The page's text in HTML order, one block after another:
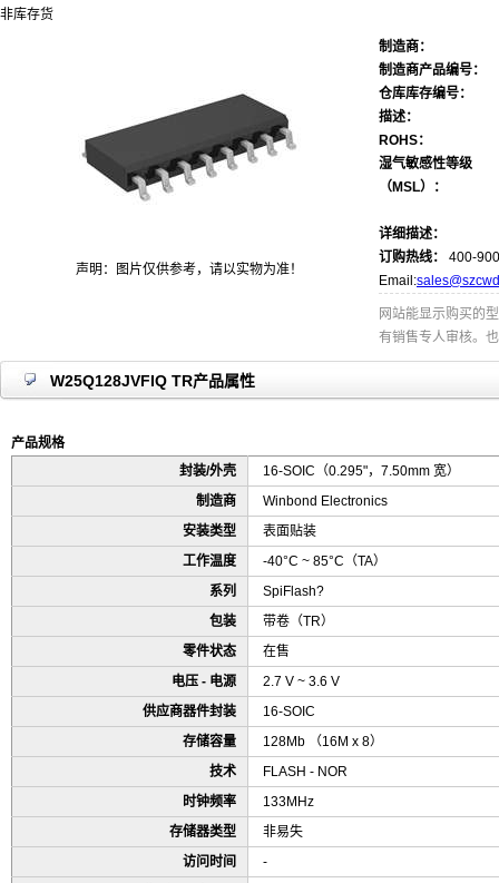
非库存货
声明：图片仅供参考，请以实物为准！
制造商：
制造商产品编号：
仓库库存编号：
描述：
ROHS：
湿气敏感性等级
（MSL）：
详细描述：
订购热线：
400-
Email:
网站能显示购买的
有销售专人审核。
W25Q128JVFIQ TR产品属性
产品规格
封装/外壳
16-SOIC（0.295"，7.50mm 宽）
制造商
Winbond Electronics
安装类型
表面贴装
工作温度
-40°C ~ 85°C（TA）
系列
SpiFlash?
包装
带卷（TR）
零件状态
在售
电压 - 电源
2.7 V ~ 3.6 V
供应商器件封装
16-SOIC
存储容量
128Mb （16M x 8）
技术
FLASH - NOR
时钟频率
133MHz
存储器类型
非易失
访问时间
-